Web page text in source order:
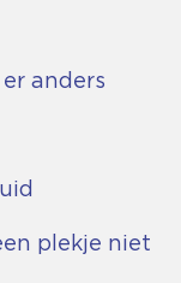
anders
plekje niet